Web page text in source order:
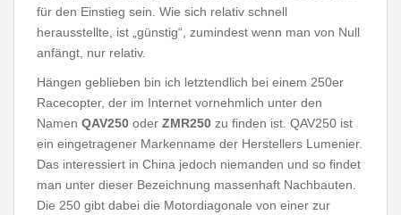
für den Einstieg sein. Wie sich relativ schnell
herausstellte, ist „günstig“, zumindest wenn man von Null
anfängt, nur relativ.
Hängen geblieben bin ich letztendlich bei einem 250er
Racecopter, der im Internet vornehmlich unter den
Namen QAV250 oder ZMR250 zu finden ist. QAV250 ist
ein eingetragener Markenname der Herstellers Lumenier.
Das interessiert in China jedoch niemanden und so findet
man unter dieser Bezeichnung massenhaft Nachbauten.
Die 250 gibt dabei die Motordiagonale von einer zur